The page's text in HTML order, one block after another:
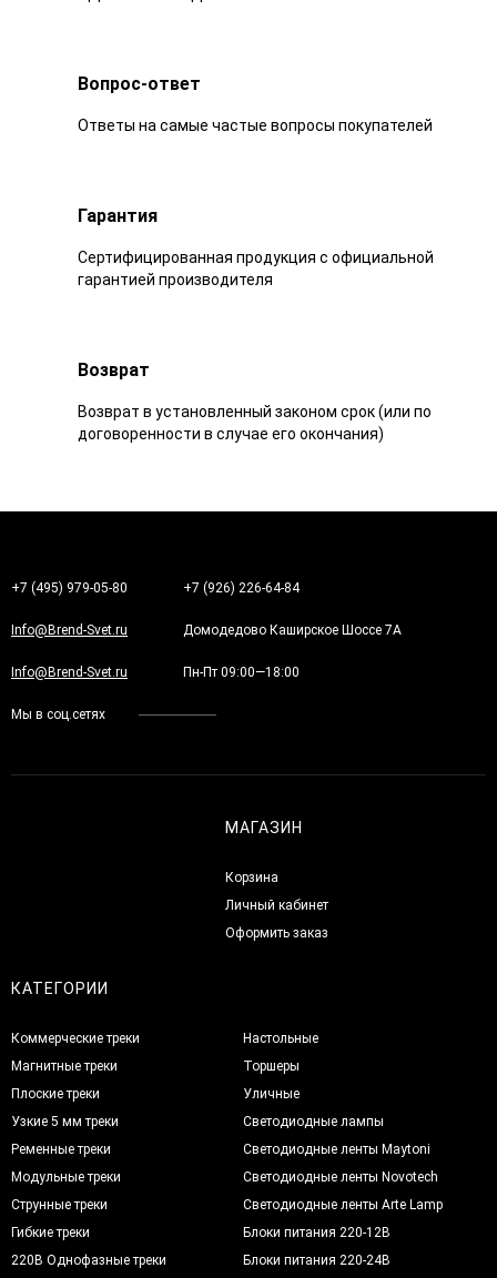
Вопрос-ответ
Ответы на самые частые вопросы покупателей
Гарантия
Сертифицированная продукция с официальной
гарантией производителя
Возврат
Возврат в установленный законом срок (или по
договоренности в случае его окончания)
+7 (495) 979-05-80 +7 (926) 226-64-84
Info@Brend-Svet.ru Домодедово Каширское Шоссе 7А
Info@Brend-Svet.ru Пн-Пт 09:00—18:00
Мы в соц.сетях
МАГАЗИН
Корзина
Личный кабинет
Оформить заказ
КАТЕГОРИИ
Коммерческие треки
Магнитные треки
Плоские треки
Узкие 5 мм треки
Ременные треки
Модульные треки
Струнные треки
Гибкие треки
220В Однофазные треки
Настольные
Торшеры
Уличные
Светодиодные лампы
Светодиодные ленты Maytoni
Светодиодные ленты Novotech
Светодиодные ленты Arte Lamp
Блоки питания 220-12В
Блоки питания 220-24В